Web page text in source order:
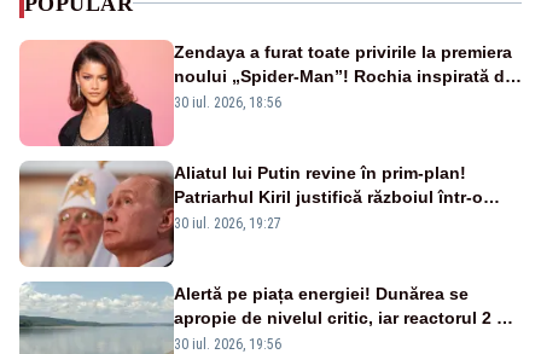
Zendaya a furat toate privirile la premiera
noului „Spider-Man”! Rochia inspirată de
pânza de păianjen a făcut senzație
30 iul. 2026, 18:56
Aliatul lui Putin revine în prim-plan!
Patriarhul Kiril justifică războiul într-o
nouă carte
30 iul. 2026, 19:27
Alertă pe piața energiei! Dunărea se
apropie de nivelul critic, iar reactorul 2 de
la Cernavodă ar putea fi oprit
30 iul. 2026, 19:56